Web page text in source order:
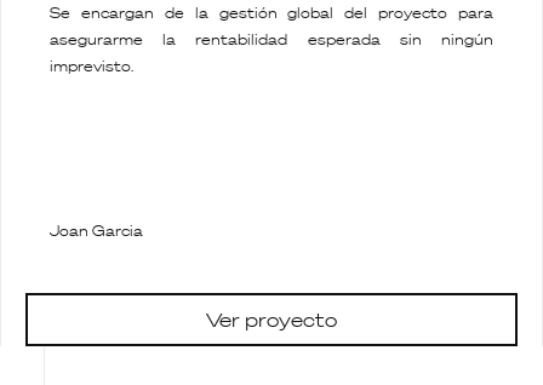
Se encargan de la gestión global del proyecto para
asegurarme la rentabilidad esperada sin ningún
imprevisto.
Joan Garcia
Ver proyecto